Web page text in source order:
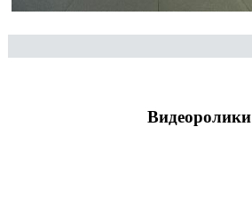
Видеоролики